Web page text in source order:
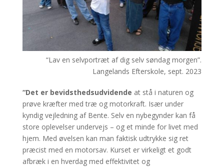
“Lav en selvportræt af dig selv søndag morgen”.
Langelands Efterskole, sept. 2023
“Det er bevidsthedsudvidende at stå i naturen og
prøve kræfter med træ og motorkraft. Især under
kyndig vejledning af Bente. Selv en nybegynder kan få
store oplevelser undervejs – og et minde for livet med
hjem. Med øvelsen kan man faktisk udtrykke sig ret
præcist med en motorsav. Kurset er virkeligt et godt
afbræk i en hverdag med effektivitet og